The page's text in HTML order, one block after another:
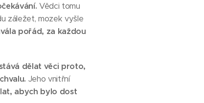
Vědci tomu
záležet, mozek vyšle
pořád, za každou
dělat věci proto,
Jeho vnitřní
abych bylo dost